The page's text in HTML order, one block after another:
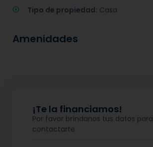
Tipo de propiedad: Casa
Amenidades
¡Te la financiamos!
Por favor bríndanos tus datos para
contactarte